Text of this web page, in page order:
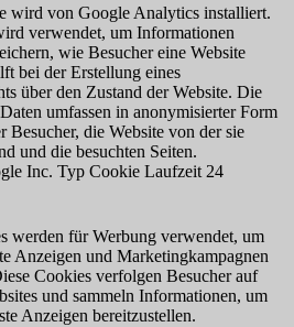
wird von Google Analytics installiert.
verwendet, um Informationen
wie Besucher eine Website
bei der Erstellung eines
über den Zustand der Website. Die
umfassen in anonymisierter Form
Besucher, die Website von der sie
und die besuchten Seiten.
Inc. Typ Cookie Laufzeit 24
werden für Werbung verwendet, um
Anzeigen und Marketingkampagnen
Cookies verfolgen Besucher auf
und sammeln Informationen, um
Anzeigen bereitzustellen.